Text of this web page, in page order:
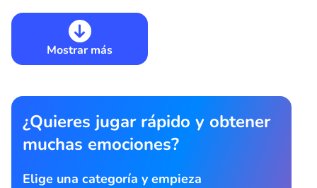
Mostrar más
¿Quieres jugar rápido y obtener
muchas emociones?
Elige una categoría y empieza